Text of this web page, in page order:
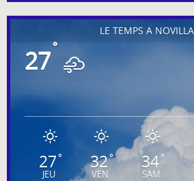
LE TEMPS À
27°
27°
JEU
32°
VEN
34°
SAM